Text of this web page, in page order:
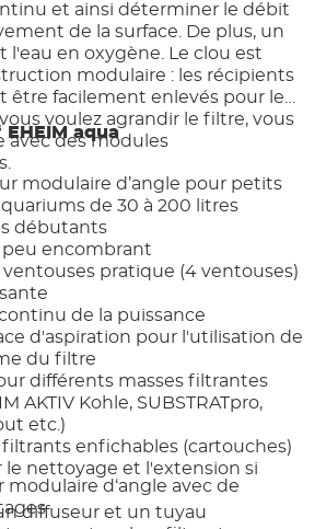
et ainsi déterminer le débit
de la surface. De plus, un
l'eau en oxygène. Le clou est
modulaire : les récipients
être facilement enlevés pour le
voulez agrandir le filtre, vous
avec des modules
EHEIM aqua
modulaire d’angle pour petits
de 30 à 200 litres
débutants
encombrant
ventouses pratique (4 ventouses)
de la puissance
d'aspiration pour l'utilisation de
du filtre
différents masses filtrantes
AKTIV Kohle, SUBSTRATpro,
etc.)
enfichables (cartouches)
le nettoyage et l'extension si
diffuseur et un tuyau
modulaire d‘angle avec de